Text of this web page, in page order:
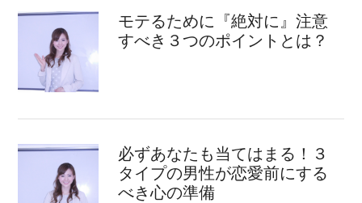
モテるために『絶対に』注意
すべき３つのポイントとは？
必ずあなたも当てはまる！３
タイプの男性が恋愛前にする
べき心の準備